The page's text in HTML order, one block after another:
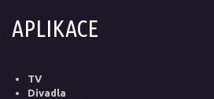
APLIKACE
TV
Divadla